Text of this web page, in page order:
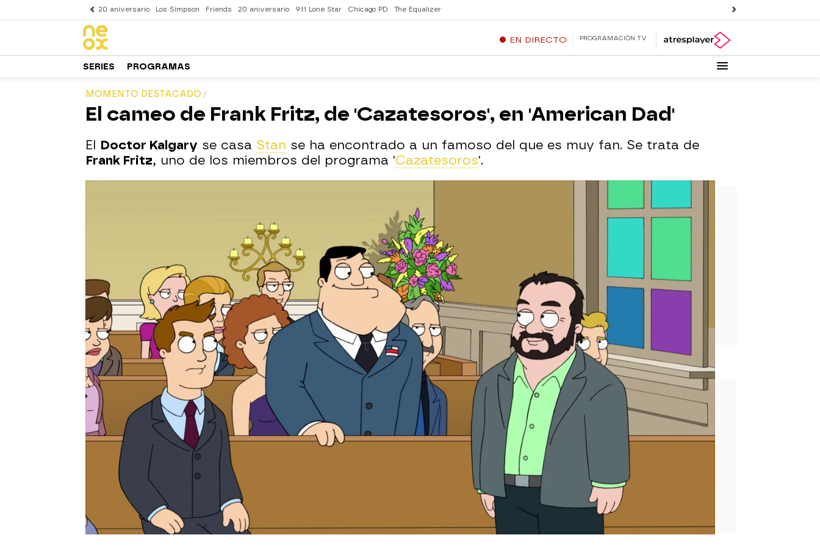
20 aniversario Los Simpson Friends 20 aniversario 911 Lone Star Chicago PD The Equalizer
EN DIRECTO PROGRAMACIÓN TV
SERIES PROGRAMAS
MOMENTO DESTACADO
El cameo de Frank Fritz, de 'Cazatesoros', en 'American Dad'
El Doctor Kalgary se casa Stan se ha encontrado a un famoso del que es muy fan. Se trata de
Frank Fritz, uno de los miembros del programa 'Cazatesoros'.
neox
Madrid
Publicado:17 de marzo de 2019, 22:02
WhatsappFacebook
X Flipboard
Cazatesoros momento destacado American Dad! stan